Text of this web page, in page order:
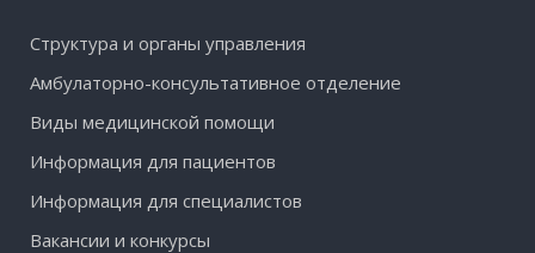
Структура и органы управления
Амбулаторно-консультативное отделение
Виды медицинской помощи
Информация для пациентов
Информация для специалистов
Вакансии и конкурсы